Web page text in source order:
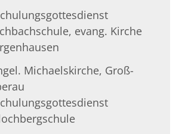
evang. Kirche
Michaelskirche, Groß-